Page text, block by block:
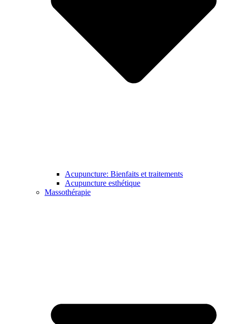
Acupuncture: Bienfaits et traitements
Acupuncture esthétique
Massothérapie